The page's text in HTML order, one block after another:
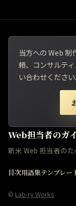
Web担当者のガ
新米 Web 担当者の
目次用語集テンプレー
© Lab-ry Works
当方への Web 制
頼、コンサルテ
い合わせください